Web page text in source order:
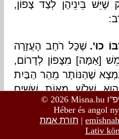
© 2026 Misna.hu
Héber és angol
תורת אמת |
Lativ